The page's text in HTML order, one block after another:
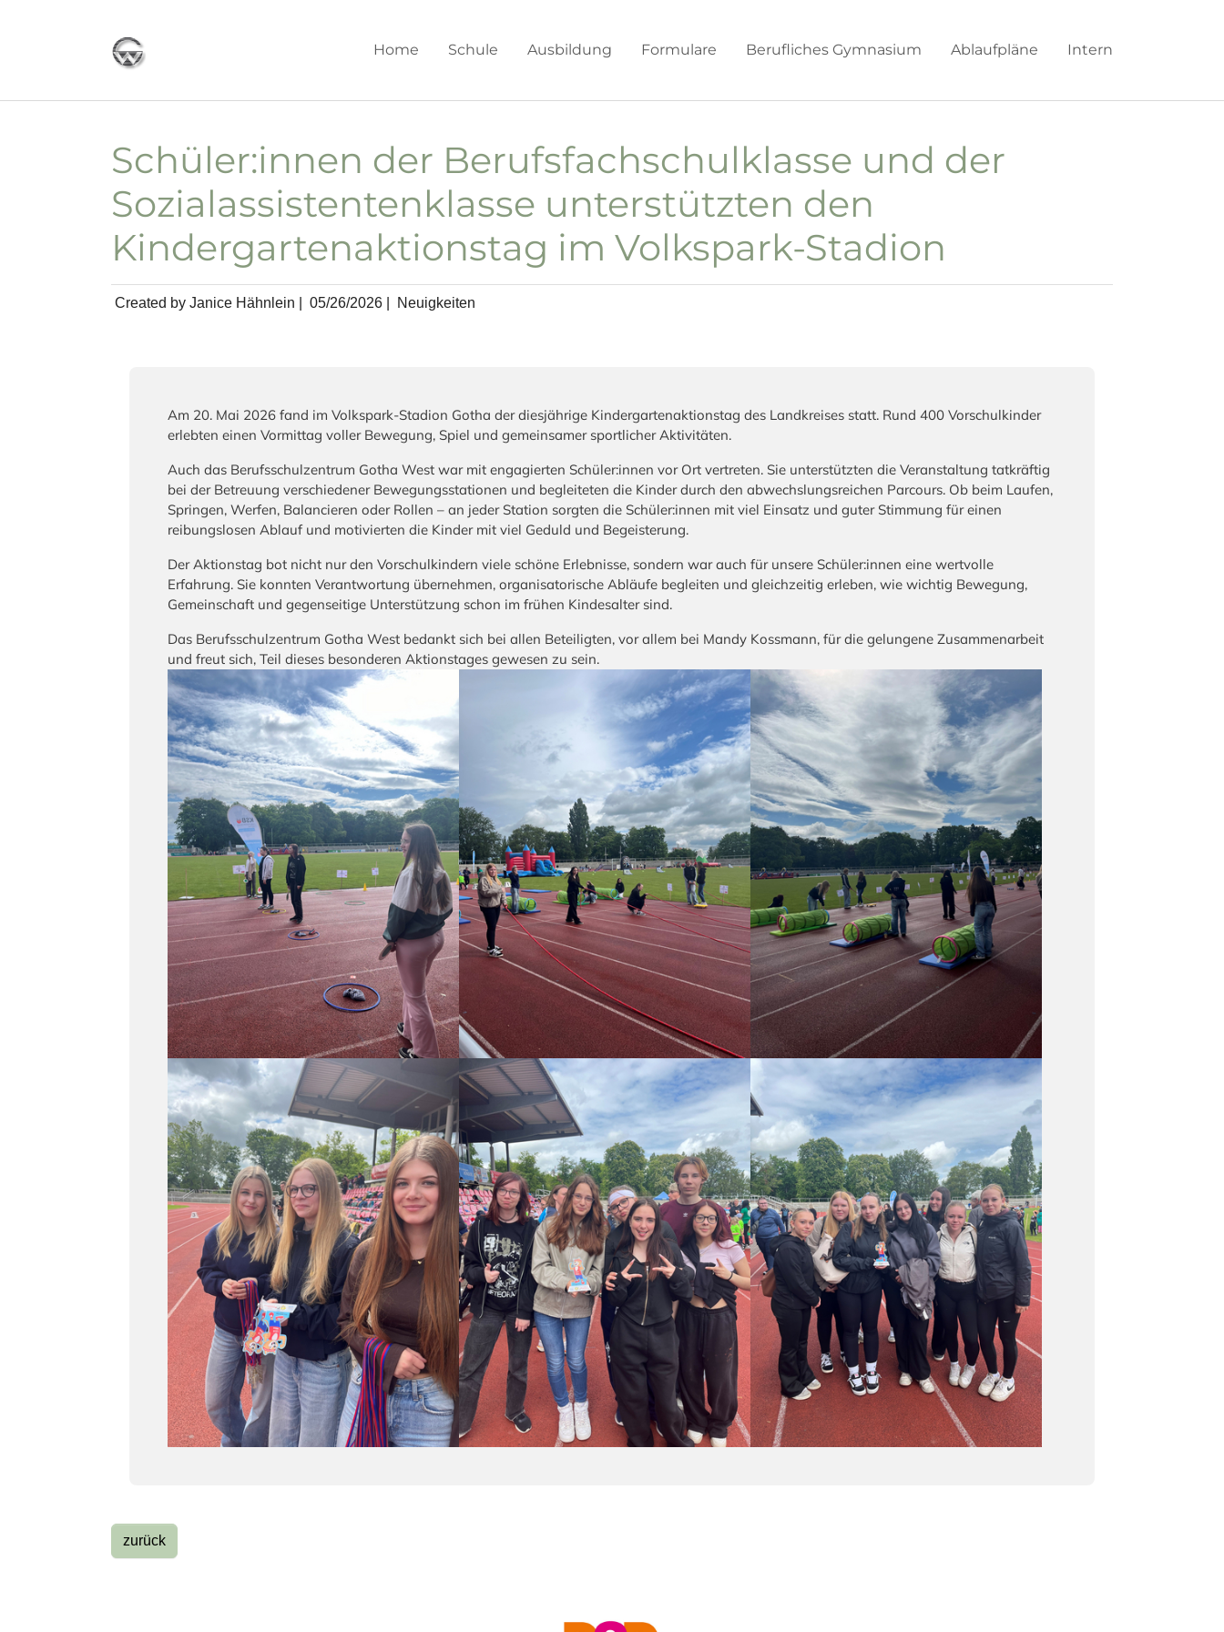
Home Schule Ausbildung Formulare Berufliches Gymnasium Ablaufpläne Intern
Schüler:innen der Berufsfachschulklasse und der
Sozialassistentenklasse unterstützten den
Kindergartenaktionstag im Volkspark-Stadion
Created by Janice Hähnlein | 05/26/2026 Neuigkeiten
Am 20. Mai 2026 fand im Volkspark-Stadion Gotha der diesjährige Kindergartenaktionstag des Landkreises statt. Rund 400 Vorschulkinder
erlebten einen Vormittag voller Bewegung, Spiel und gemeinsamer sportlicher Aktivitäten.
Auch das Berufsschulzentrum Gotha West war mit engagierten Schüler:innen vor Ort vertreten. Sie unterstützten die Veranstaltung tatkräftig
bei der Betreuung verschiedener Bewegungsstationen und begleiteten die Kinder durch den abwechslungsreichen Parcours. Ob beim Laufen,
Springen, Werfen, Balancieren oder Rollen – an jeder Station sorgten die Schüler:innen mit viel Einsatz und guter Stimmung für einen
reibungslosen Ablauf und motivierten die Kinder mit viel Geduld und Begeisterung.
Der Aktionstag bot nicht nur den Vorschulkindern viele schöne Erlebnisse, sondern war auch für unsere Schüler:innen eine wertvolle
Erfahrung. Sie konnten Verantwortung übernehmen, organisatorische Abläufe begleiten und gleichzeitig erleben, wie wichtig Bewegung,
Gemeinschaft und gegenseitige Unterstützung schon im frühen Kindesalter sind.
Das Berufsschulzentrum Gotha West bedankt sich bei allen Beteiligten, vor allem bei Mandy Kossmann, für die gelungene Zusammenarbeit
und freut sich, Teil dieses besonderen Aktionstages gewesen zu sein.
zurück